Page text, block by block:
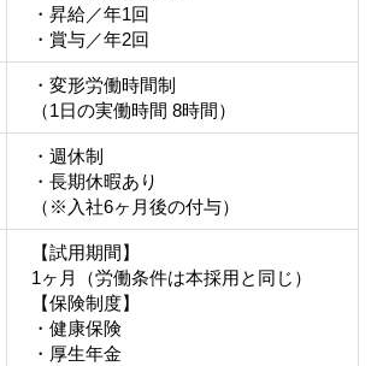
・昇給／年1回
・賞与／年2回
・変形労働時間制
（1日の実働時間 8時間）
・週休制
・長期休暇あり
（※入社6ヶ月後の付与）
【試用期間】
1ヶ月（労働条件は本採用と同じ）
【保険制度】
・健康保険
・厚生年金